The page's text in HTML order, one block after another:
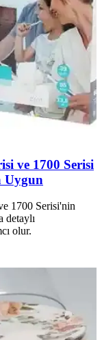
ve 1700 Serisi
Uygun
1700 Serisi'nin
detaylı
olur.